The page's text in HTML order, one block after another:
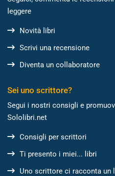
leggere
Novità libri
Scrivi una recensione
Diventa un collaboratore
Sei uno scrittore?
Segui i nostri consigli e
Sololibri.net
Consigli per scrittori
Ti presento i miei... libri
Uno scrittore ci racconta un